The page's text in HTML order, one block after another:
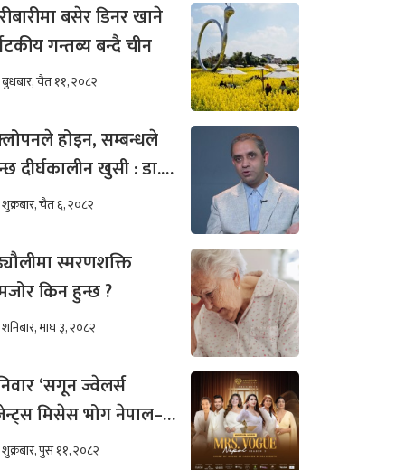
बसेर डिनर खाने
गन्तब्य बन्दै चीन
बुधबार, चैत ११, २०८२
होइन, सम्बन्धले
दीर्घकालीन खुसी : डा.
अख्तर
शुक्रबार, चैत ६, २०८२
स्मरणशक्ति
किन हुन्छ ?
शनिबार, माघ ३, २०८२
‘सगून ज्वेलर्स
मिसेस भोग नेपाल–
अडिसन
शुक्रबार, पुस ११, २०८२